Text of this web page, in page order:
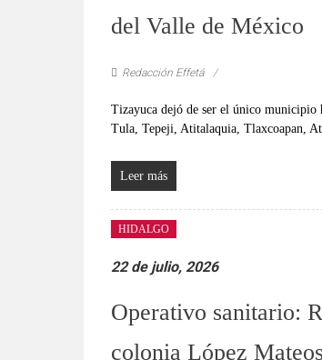
importantes
estado,
y
al
así
un
análisis
serio
responsable
las
del Valle de México
Redacción Effetá
Tizayuca dejó de ser el único municipio
Tula, Tepeji, Atitalaquia, Tlaxcoapan,
Leer más
HIDALGO
22 de julio, 2026
Operativo sanitario:
colonia López